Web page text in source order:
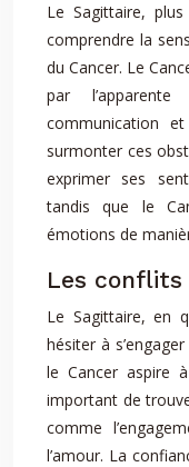
Le Sagittaire,
comprendre la
du Cancer. Le
par
communication
surmonter ces
exprimer ses
tandis que le
émotions de
Les conflits
Le Sagittaire, en
hésiter à
le Cancer aspire
important de
comme
l’amour. La